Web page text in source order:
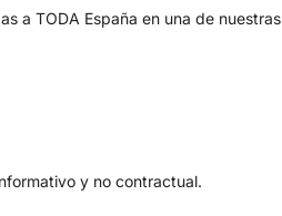
a TODA España en una de nuestras
y no contractual.